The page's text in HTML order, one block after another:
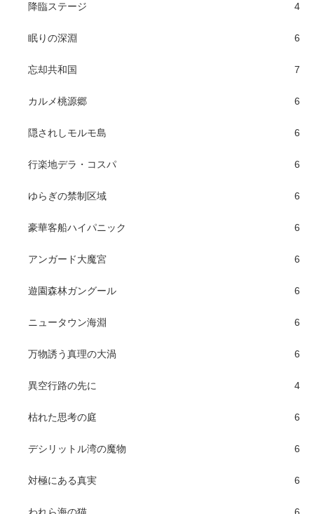
降臨ステージ 4
眠りの深淵 6
忘却共和国 7
カルメ桃源郷 6
隠されしモルモ島 6
行楽地デラ・コスパ 6
ゆらぎの禁制区域 6
豪華客船ハイパニック 6
アンガード大魔宮 6
遊園森林ガングール 6
ニュータウン海淵 6
万物誘う真理の大渦 6
異空行路の先に 4
枯れた思考の庭 6
デシリットル湾の魔物 6
対極にある真実 6